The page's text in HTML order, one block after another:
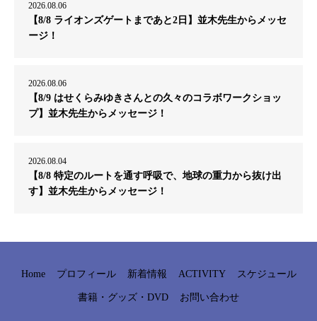
2026.08.06
【8/8 ライオンズゲートまであと2日】並木先生からメッセ
ージ！
2026.08.06
【8/9 はせくらみゆきさんとの久々のコラボワークショッ
プ】並木先生からメッセージ！
2026.08.04
【8/8 特定のルートを通す呼吸で、地球の重力から抜け出
す】並木先生からメッセージ！
Home プロフィール 新着情報 ACTIVITY スケジュール
書籍・グッズ・DVD お問い合わせ